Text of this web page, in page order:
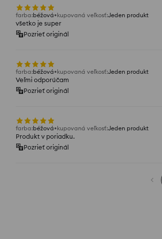
farba:béžová kupovaná veľkosť:Jeden produkt
všetko je super
Pozrieť originál
farba:béžová kupovaná veľkosť:Jeden produkt
Veľmi odporúčam
Pozrieť originál
farba:béžová kupovaná veľkosť:Jeden produkt
Produkt v poriadku.
Pozrieť originál